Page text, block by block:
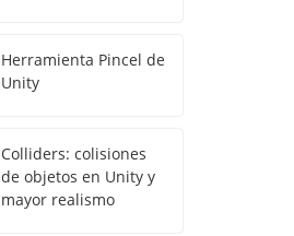
Herramienta Pincel de
Unity
Colliders: colisiones
de objetos en Unity y
mayor realismo